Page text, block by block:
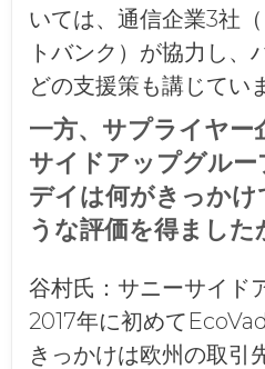
いては、通信企業3社
トバンク）が協力し、
どの支援策も講じてい
一方、サプライヤー
サイドアップグル
デイは何がきっかけ
うな評価を得ました
谷村氏： サニーサイド
2017年に初めて
きっかけは欧州の取引